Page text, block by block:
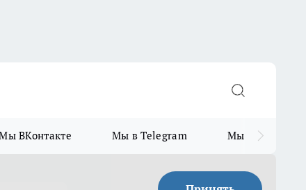
ВКонтакте Мы в Telegram Мы в MAX